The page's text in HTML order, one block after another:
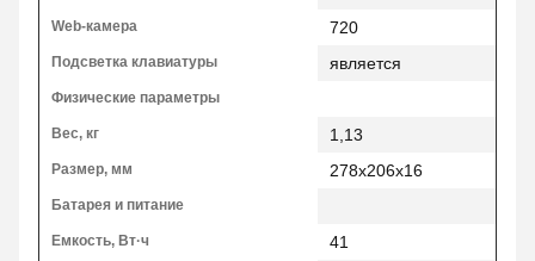
Web-камера 720
Подсветка клавиатуры является
Физические параметры
Вес, кг 1,13
Размер, мм 278x206x16
Батарея и питание
Емкость, Вт·ч 41